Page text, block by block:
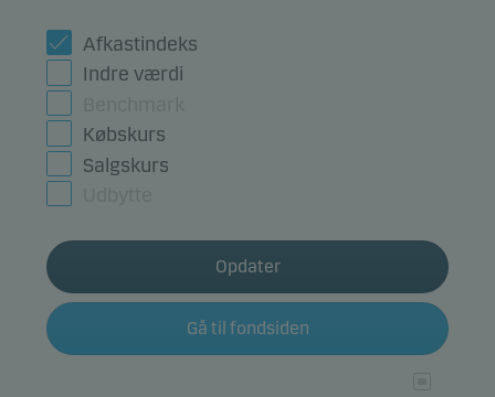
Afkastindeks
Indre værdi
Købskurs
Salgskurs
Opdater
Gå til fondsiden